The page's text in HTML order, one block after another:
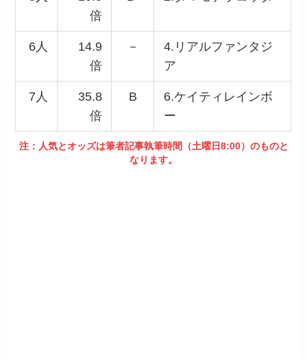
倍
6人
14.9
倍
－
4.リアルファンタジ
ア
7人
35.8
倍
B
6.ケイティレインボ
ー
注：人気とオッズは筆者記事執筆時間（土曜日8:00）のものと
なります。